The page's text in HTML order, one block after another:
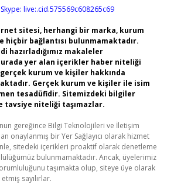
Skype: live:.cid.575569c608265c69
sitesi, herhangi bir marka, kurum
hiçbir bağlantısı bulunmamaktadır.
hazırladığımız makaleler
yer alan içerikler haber niteliği
kurum ve kişiler hakkında
Gerçek kurum ve kişiler ile isim
tesadüfidir. Sitemizdeki bilgiler
tavsiye niteliği taşımazlar.
gereğince Bilgi Teknolojileri ve İletişim
onaylanmış bir Yer Sağlayıcı olarak hizmet
sitedeki içerikleri proaktif olarak denetleme
bulunmamaktadır. Ancak, üyelerimiz
taşımakta olup, siteye üye olarak
sayılırlar.